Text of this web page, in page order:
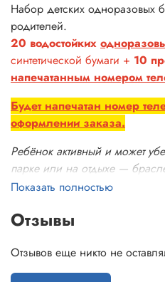
Набор детских одноразовых
родителей.
20 водостойких
синтетической бумаги + 10
напечатанным номером
Будет напечатан номер
оформлении заказа.
Ребёнок активный и может
парке или на отдыхе —
с вами, если малыш потеряется.
Незаменим в путешествиях,
во время прогулок в людных
аттракционов, фестивали и
На наклейке печатается ваш
Показать полностью
Отзывы
Отзывов еще никто не